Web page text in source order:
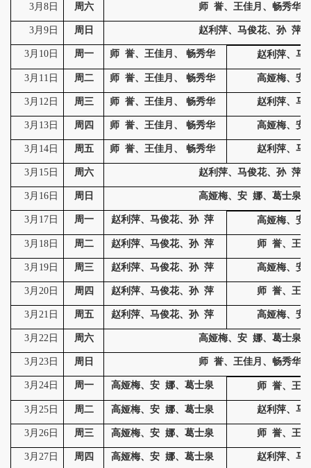
3月8日 周六 师 誉、王佳月、 畅秀华
3月9日 周日 赵利萍、马俊花、孙 萍
3月10日 周一 师 誉、王佳月、 畅秀华 赵利萍、马
3月11日 周二 师 誉、王佳月、 畅秀华 高娅梅、安
3月12日 周三 师 誉、王佳月、 畅秀华 赵利萍、马
3月13日 周四 师 誉、王佳月、 畅秀华 高娅梅、安
3月14日 周五 师 誉、王佳月、 畅秀华 赵利萍、马
3月15日 周六 赵利萍、马俊花、孙 萍
3月16日 周日 高娅梅、安 娜、葛士泉
3月17日 周一 赵利萍、马俊花、孙 萍 高娅梅、安
3月18日 周二 赵利萍、马俊花、孙 萍 师 誉、王
3月19日 周三 赵利萍、马俊花、孙 萍 高娅梅、安
3月20日 周四 赵利萍、马俊花、孙 萍 师 誉、王
3月21日 周五 赵利萍、马俊花、孙 萍 高娅梅、安
3月22日 周六 高娅梅、安 娜、葛士泉
3月23日 周日 师 誉、王佳月 、畅秀华
3月24日 周一 高娅梅、安 娜、葛士泉 师 誉、王
3月25日 周二 高娅梅、安 娜、葛士泉 赵利萍、马
3月26日 周三 高娅梅、安 娜、葛士泉 师 誉、王
3月27日 周四 高娅梅、安 娜、葛士泉 赵利萍、马